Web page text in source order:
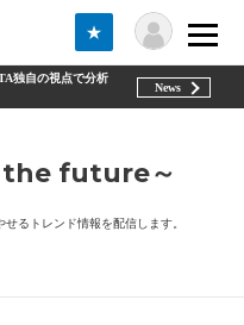
★
独自の視点で分析
News
the future～
るトレンド情報を配信します。